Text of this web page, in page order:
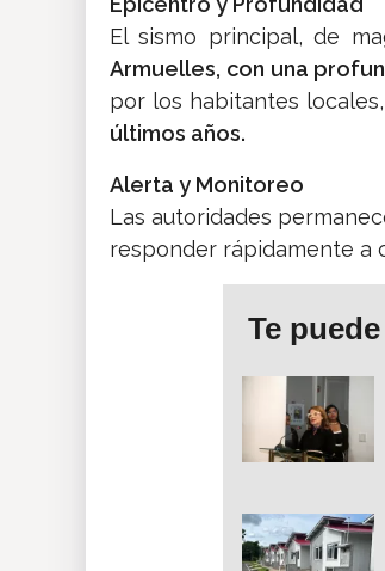
El sismo principal, de
Armuelles, con una
por los habitantes
últimos años.
Alerta y Monitoreo
Las autoridades
responder rápidamente a
Te